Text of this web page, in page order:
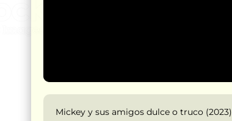
Mickey y sus amigos dulce o truco (2023)